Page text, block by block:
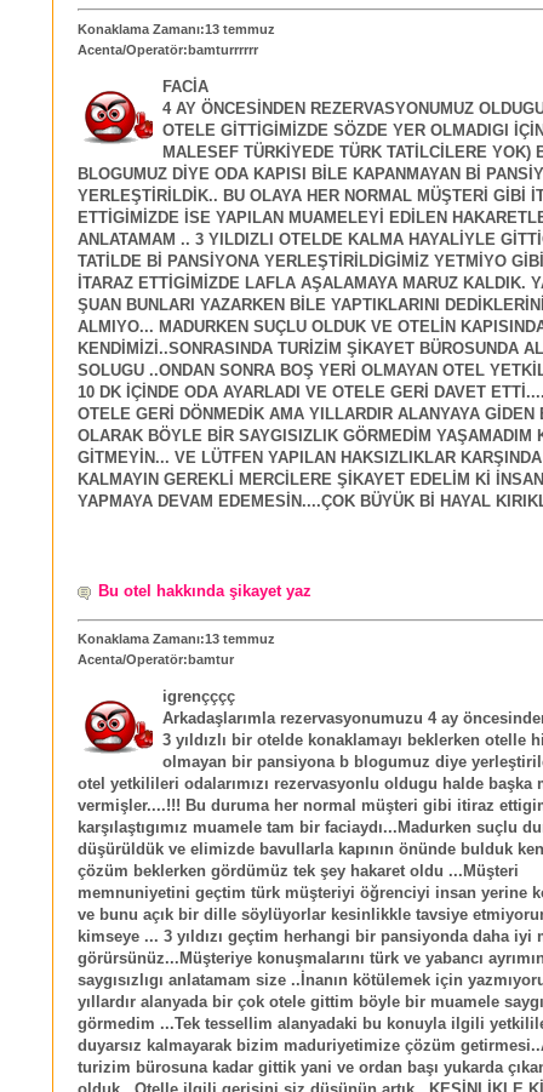
Konaklama Zamanı:13 temmuz
Acenta/Operatör:bamturrrrrr
FACİA
4 AY ÖNCESİNDEN REZERVASYONUMUZ
OTELE GİTTİGİMİZDE SÖZDE YER OLMADIGI
MALESEF TÜRKİYEDE TÜRK TATİLCİLERE YOK)
BLOGUMUZ DİYE ODA KAPISI BİLE KAPANMAYAN Bİ
YERLEŞTİRİLDİK.. BU OLAYA HER NORMAL MÜŞTERİ GİBİ
ETTİGİMİZDE İSE YAPILAN MUAMELEYİ EDİLEN
ANLATAMAM .. 3 YILDIZLI OTELDE KALMA HAYALİYLE
TATİLDE Bİ PANSİYONA YERLEŞTİRİLDİGİMİZ YETMİYO
İTARAZ ETTİGİMİZDE LAFLA AŞALAMAYA MARUZ KALDIK.
ŞUAN BUNLARI YAZARKEN BİLE YAPTIKLARINI
ALMIYO... MADURKEN SUÇLU OLDUK VE OTELİN
KENDİMİZİ..SONRASINDA TURİZİM ŞİKAYET BÜROSUNDA
SOLUGU ..ONDAN SONRA BOŞ YERİ OLMAYAN OTEL
10 DK İÇİNDE ODA AYARLADI VE OTELE GERİ DAVET
OTELE GERİ DÖNMEDİK AMA YILLARDIR ALANYAYA GİDEN
OLARAK BÖYLE BİR SAYGISIZLIK GÖRMEDİM YAŞAMADIM
GİTMEYİN... VE LÜTFEN YAPILAN HAKSIZLIKLAR
KALMAYIN GEREKLİ MERCİLERE ŞİKAYET EDELİM Kİ
YAPMAYA DEVAM EDEMESİN....ÇOK BÜYÜK Bİ HAYAL
Bu otel hakkında şikayet yaz
Konaklama Zamanı:13 temmuz
Acenta/Operatör:bamtur
igrençççç
Arkadaşlarımla rezervasyonumuzu 4 ay
3 yıldızlı bir otelde konaklamayı beklerken otelle
olmayan bir pansiyona b blogumuz diye
otel yetkilileri odalarımızı rezervasyonlu oldugu halde başka
vermişler....!!! Bu duruma her normal müşteri gibi itiraz
karşılaştıgımız muamele tam bir faciaydı...Madurken suçlu
düşürüldük ve elimizde bavullarla kapının önünde bulduk
çözüm beklerken gördümüz tek şey hakaret oldu ...Müşteri
memnuniyetini geçtim türk müşteriyi öğrenciyi insan yerine
ve bunu açık bir dille söylüyorlar kesinlikkle tavsiye
kimseye ... 3 yıldızı geçtim herhangi bir pansiyonda daha iyi
görürsünüz...Müşteriye konuşmalarını türk ve yabancı
saygısızlıgı anlatamam size ..İnanın kötülemek için
yıllardır alanyada bir çok otele gittim böyle bir muamele
görmedim ...Tek tessellim alanyadaki bu konuyla ilgili
duyarsız kalmayarak bizim maduriyetimize çözüm
turizim bürosuna kadar gittik yani ve ordan başı yukarda